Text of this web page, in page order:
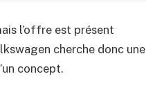
l’offre est présent
cherche donc une
concept.